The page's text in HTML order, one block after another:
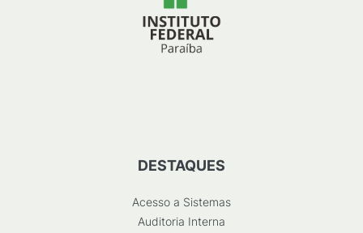
DESTAQUES
Acesso a Sistemas
Auditoria Interna